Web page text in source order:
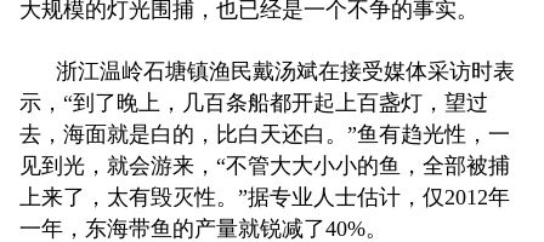
大规模的灯光围捕，也已经是一个不争的事实。
浙江温岭石塘镇渔民戴汤斌在接受媒体采访时表
示，“到了晚上，几百条船都开起上百盏灯，望过
去，海面就是白的，比白天还白。”鱼有趋光性，一
见到光，就会游来，“不管大大小小的鱼，全部被捕
上来了，太有毁灭性。”据专业人士估计，仅2012年
一年，东海带鱼的产量就锐减了40%。